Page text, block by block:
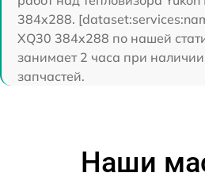
384x288.
XQ30 384x288 по нашей
занимает 2 часа при
запчастей.
Наши